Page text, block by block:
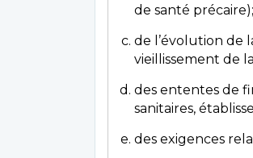
de santé précaire);
de l’évolution de
vieillissement de
des ententes de
sanitaires,
des exigences